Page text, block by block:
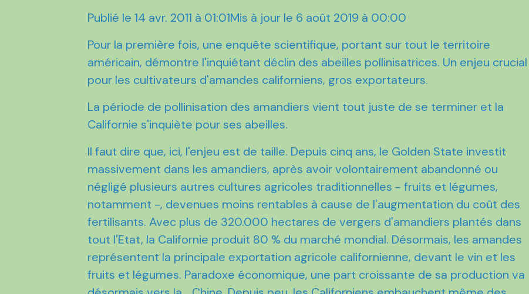
Publié le 14 avr. 2011 à 01:01Mis à jour le 6 août 2019 à 00:00
Pour la première fois, une enquête scientifique, portant sur tout le territoire
américain, démontre l'inquiétant déclin des abeilles pollinisatrices. Un enjeu crucial
pour les cultivateurs d'amandes californiens, gros exportateurs.
La période de pollinisation des amandiers vient tout juste de se terminer et la
Californie s'inquiète pour ses abeilles.
Il faut dire que, ici, l'enjeu est de taille. Depuis cinq ans, le Golden State investit
massivement dans les amandiers, après avoir volontairement abandonné ou
négligé plusieurs autres cultures agricoles traditionnelles - fruits et légumes,
notamment -, devenues moins rentables à cause de l'augmentation du coût des
fertilisants. Avec plus de 320.000 hectares de vergers d'amandiers plantés dans
tout l'Etat, la Californie produit 80 % du marché mondial. Désormais, les amandes
représentent la principale exportation agricole californienne, devant le vin et les
fruits et légumes. Paradoxe économique, une part croissante de sa production va